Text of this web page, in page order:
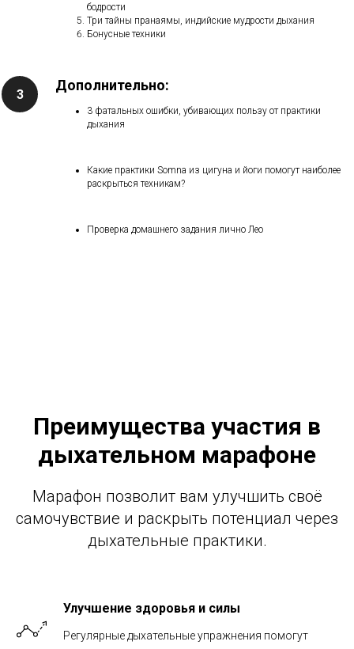
бодрости
Три тайны пранаямы, индийские мудрости дыхания
Бонусные техники
Дополнительно:
3 фатальных ошибки, убивающих пользу от практики
дыхания
Какие практики Somna из цигуна и йоги помогут наиболее
раскрыться техникам?
Проверка домашнего задания лично Лео
Преимущества участия в
дыхательном марафоне
Марафон позволит вам улучшить своё
самочувствие и раскрыть потенциал через
дыхательные практики.
Улучшение здоровья и силы
Регулярные дыхательные упражнения помогут